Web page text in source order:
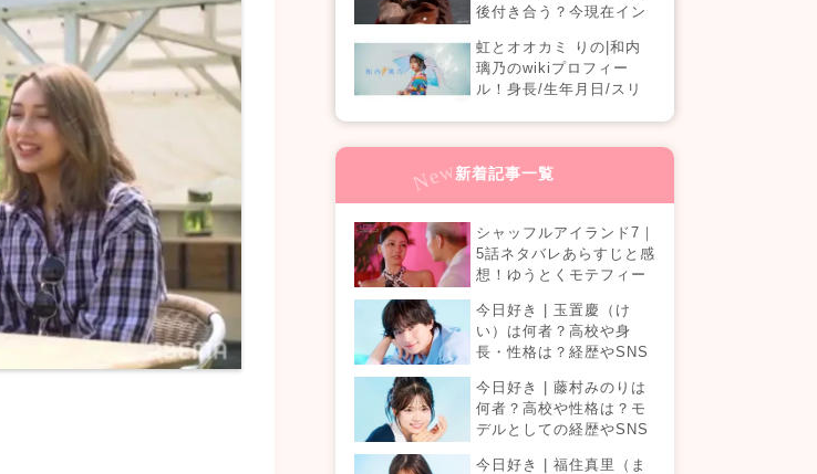
後付き合う？今現在イン
虹とオオカミ りの|和内
璃乃のwikiプロフィー
ル！身長/生年月日/スリ
新着記事一覧
シャッフルアイランド7｜
5話ネタバレあらすじと感
想！ゆうとくモテフィー
ったが暴走！？
今日好き | 玉置慶（け
い）は何者？高校や身
長・性格は？経歴やSNS
今日好き | 藤村みのりは
何者？高校や性格は？モ
デルとしての経歴やSNS
今日好き | 福住真里（ま